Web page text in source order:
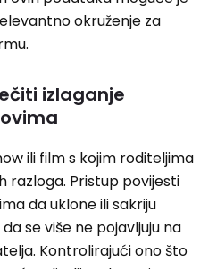
okruženje za
izlaganje
ili film s kojim roditeljima
razloga. Pristup povijesti
da uklone ili sakriju
se više ne pojavljuju na
Kontrolirajući ono što